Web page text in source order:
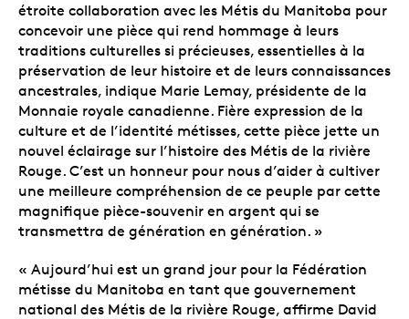
étroite collaboration avec les Métis du Manitoba pour
concevoir une pièce qui rend hommage à leurs
traditions culturelles si précieuses, essentielles à la
préservation de leur histoire et de leurs connaissances
ancestrales, indique Marie Lemay, présidente de la
Monnaie royale canadienne. Fière expression de la
culture et de l’identité métisses, cette pièce jette un
nouvel éclairage sur l’histoire des Métis de la rivière
Rouge. C’est un honneur pour nous d’aider à cultiver
une meilleure compréhension de ce peuple par cette
magnifique pièce-souvenir en argent qui se
transmettra de génération en génération. »
« Aujourd’hui est un grand jour pour la Fédération
métisse du Manitoba en tant que gouvernement
national des Métis de la rivière Rouge, affirme David